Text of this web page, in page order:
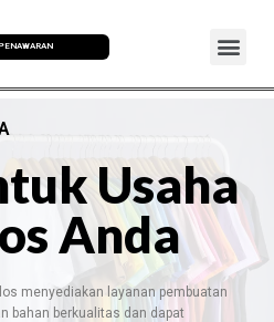
Usaha
Anda
menyediakan layanan pembuatan
bahan berkualitas dan dapat